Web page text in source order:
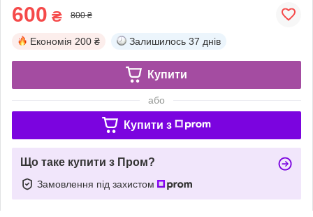
600 ₴ 800 ₴
Економія 200 ₴ Залишилось 37 днів
Купити
або
Купити з
Що таке купити з Пром?
Замовлення під захистом